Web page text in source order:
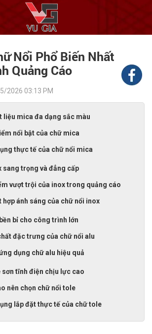
Nổi Phổ Biến Nhất
Quảng Cáo
2026 03:13 PM
liệu mica đa dạng sắc màu
nổi bật của chữ mica
thực tế của chữ nổi mica
sang trọng và đẳng cấp
vượt trội của inox trong quảng cáo
hợp ánh sáng của chữ nổi inox
bỉ cho công trình lớn
đặc trưng của chữ nổi alu
dụng chữ alu hiệu quả
sơn tĩnh điện chịu lực cao
nên chọn chữ nổi tole
lắp đặt thực tế của chữ tole